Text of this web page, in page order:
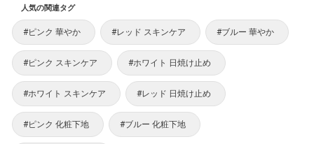
人気の関連タグ
#ピンク 華やか #レッド スキンケア #ブルー 華やか
#ピンク スキンケア #ホワイト 日焼け止め
#ホワイト スキンケア #レッド 日焼け止め
#ピンク 化粧下地 #ブルー 化粧下地